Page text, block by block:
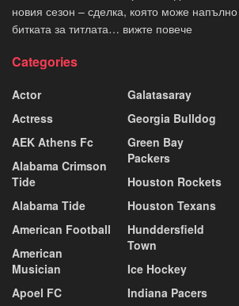
новия сезон – сделка, която може
битката за титлата… вижте повече
Categories
Actor
Actress
AEK Athens Fc
Alabama Crimson
Tide
Alabama Tide
American Football
American
Musician
Apoel FC
Galatasaray
Georgia Bulldog
Green Bay
Packers
Houston Rockets
Houston Texans
Hunddersfield
Town
Ice Hockey
Indiana Pacers